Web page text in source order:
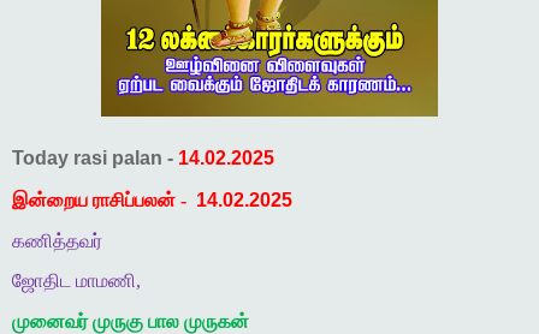
Today rasi palan - 14.02.2025
இன்றைய ராசிப்பலன் - 14.02.2025
கணித்தவர்
ஜோதிட மாமணி,
முனைவர் முருகு பால முருகன்